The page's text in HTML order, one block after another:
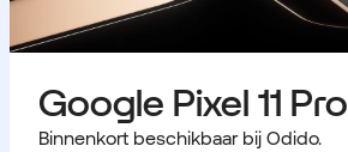
Google Pixel 11 Pro
Binnenkort beschikbaar bij Odido.